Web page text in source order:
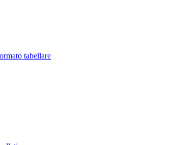
tabellare